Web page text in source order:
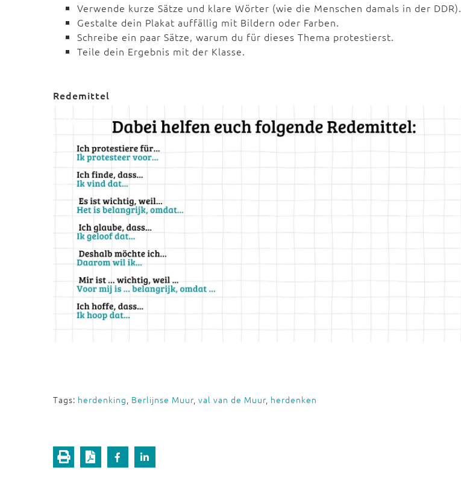
Verwende kurze Sätze und klare Wörter (wie die Menschen damals in der DDR).
Gestalte dein Plakat auffällig mit Bildern oder Farben.
Schreibe ein paar Sätze, warum du für dieses Thema protestierst.
Teile dein Ergebnis mit der Klasse.
Redemittel
Tags: herdenking Berlijnse Muur val van de Muur herdenken